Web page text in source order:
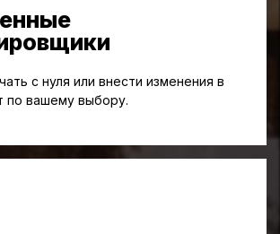
с нуля или внести изменения в
по вашему выбору.